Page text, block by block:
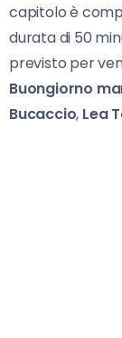
capitolo è
durata di 50
previsto per
Buongiorno
Bucaccio, Lea